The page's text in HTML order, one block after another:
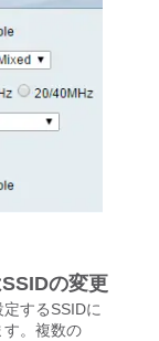
の変更
するSSIDに
す。複数の